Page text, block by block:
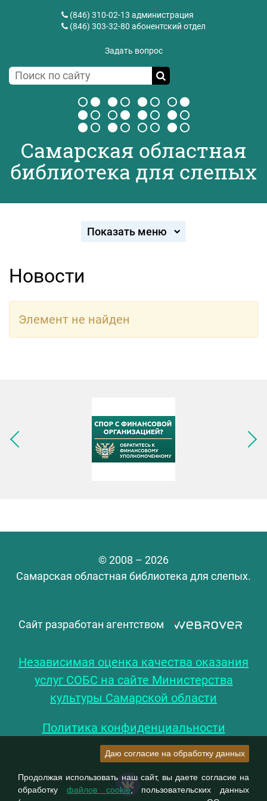
(846) 310-02-13 администрация
(846) 303-32-80 абонентский отдел
Задать вопрос
Самарская областная
библиотека для слепых
Показать меню
Новости
Элемент не найден
Следующее изображение
© 2008 – 2026
Самарская областная библиотека для слепых.
Сайт разработан агентством
Независимая оценка качества оказания
услуг СОБС на сайте Министерства
культуры Самарской области
Политика конфиденциальности
Даю согласие на обработку данных
Продолжая использовать наш сайт, вы даете согласие на
обработку файлов cookie, пользовательских данных